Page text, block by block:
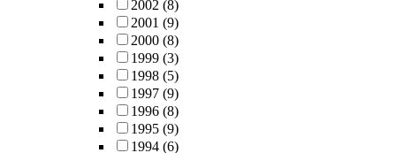
2002 (8)
2001 (9)
2000 (8)
1999 (3)
1998 (5)
1997 (9)
1996 (8)
1995 (9)
1994 (6)